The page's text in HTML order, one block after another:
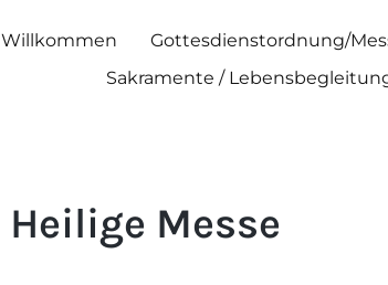
Willkommen Gottesdienstordnung/
Sakramente /
Heilige Messe